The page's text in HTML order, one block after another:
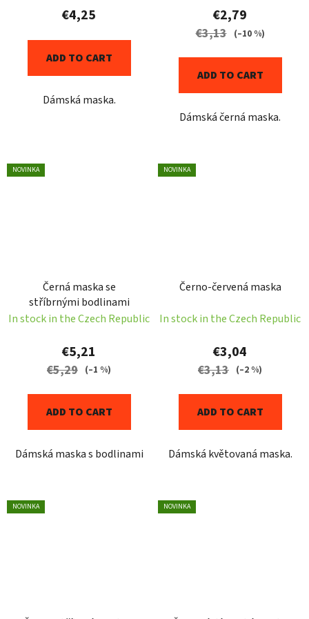
€4,25
ADD TO CART
Dámská maska.
€2,79
€3,13 (–10 %)
ADD TO CART
Dámská černá maska.
NOVINKA
Černá maska se
stříbrnými bodlinami
In stock in the Czech Republic
€5,21
€5,29 (–1 %)
ADD TO CART
Dámská maska s bodlinami
NOVINKA
Černo-červená maska
In stock in the Czech Republic
€3,04
€3,13 (–2 %)
ADD TO CART
Dámská květovaná maska.
NOVINKA NOVINKA